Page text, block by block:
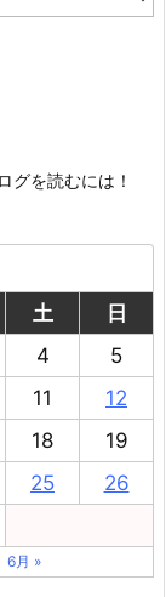
グを読むには！
土
日
4
5
11
12
18
19
25
26
6月 »